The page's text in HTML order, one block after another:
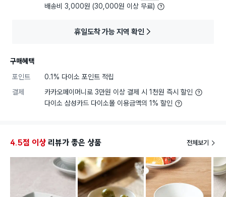
배송비 3,000원 (30,000원 이상 무료)
휴일도착 가능 지역 확인
구매혜택
포인트
0.1% 다이소 포인트 적립
결제
카카오페이머니로 3만원 이상 결제 시 1천원 즉시 할인
다이소 삼성카드 다이소몰 이용금액의 1% 할인
4.5점 이상 리뷰가 좋은 상품 전체보기